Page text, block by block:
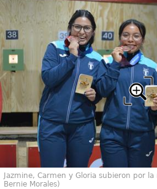
Jazmine, Carmen y Gloria subieron por
Bernie Morales)